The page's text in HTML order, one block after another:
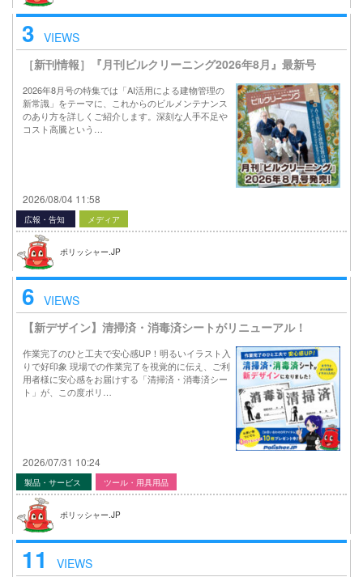
3 VIEWS
［新刊情報］『月刊ビルクリーニング2026年8月』最新号
2026年8月号の特集では「AI活用による建物管理の
新常識」をテーマに、これからのビルメンテナンス
のあり方を詳しくご紹介します。深刻な人手不足や
コスト高騰という…
2026/08/04 11:58
広報・告知 メディア
ポリッシャー.JP
6 VIEWS
【新デザイン】清掃済・消毒済シートがリニューアル！
作業完了のひと工夫で安心感UP！明るいイラスト入
りで好印象 現場での作業完了を視覚的に伝え、ご利
用者様に安心感をお届けする「清掃済・消毒済シー
ト」が、この度ポリ…
2026/07/31 10:24
製品・サービス ツール・用具用品
ポリッシャー.JP
11
VIEWS